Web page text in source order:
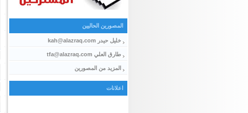
المصورين الحاليين
خليل حيدر kah@alazraq.com
طارق العلي tfa@alazraq.com
المزيد من المصورين
اعلانات